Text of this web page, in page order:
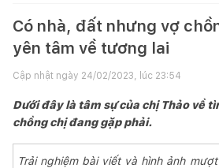
Có nhà, đất nhưng vợ
yên tâm về tương lai
Cập nhật ngày 24/02/2023, lúc 23:54
Dưới đây là tâm sự của chị Thảo về
chồng chị đang gặp phải.
Trải nghiệm bài viết và hình ảnh